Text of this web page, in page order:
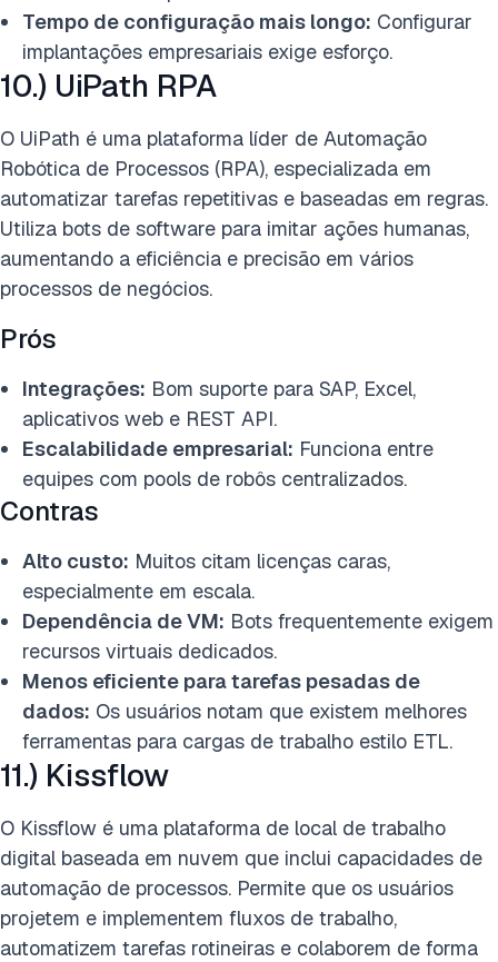
Tempo de configuração mais longo: Configurar
implantações empresariais exige esforço.
10.) UiPath RPA
O UiPath é uma plataforma líder de Automação
Robótica de Processos (RPA), especializada em
automatizar tarefas repetitivas e baseadas em regras.
Utiliza bots de software para imitar ações humanas,
aumentando a eficiência e precisão em vários
processos de negócios.
Prós
Integrações: Bom suporte para SAP, Excel,
aplicativos web e REST API.
Escalabilidade empresarial: Funciona entre
equipes com pools de robôs centralizados.
Contras
Alto custo: Muitos citam licenças caras,
especialmente em escala.
Dependência de VM: Bots frequentemente exigem
recursos virtuais dedicados.
Menos eficiente para tarefas pesadas de
dados: Os usuários notam que existem melhores
ferramentas para cargas de trabalho estilo ETL.
11.) Kissflow
O Kissflow é uma plataforma de local de trabalho
digital baseada em nuvem que inclui capacidades de
automação de processos. Permite que os usuários
projetem e implementem fluxos de trabalho,
automatizem tarefas rotineiras e colaborem de forma